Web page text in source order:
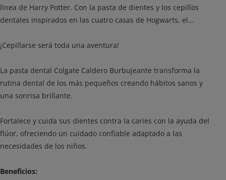
línea de Harry Potter. Con la pasta de dientes y los cepillos
dentales inspirados en las cuatro casas de Hogwarts, el
limpieza mágica para jóvenes magos y brujas.
¡Cepillarse será toda una aventura!
La pasta dental Colgate Caldero Burbujeante transforma la
rutina dental de los más pequeños creando hábitos sanos y
una sonrisa brillante.
Fortalece y cuida sus dientes contra la caries con la ayuda del
flúor, ofreciendo un cuidado confiable adaptado a las
necesidades de los niños.
Beneficios: